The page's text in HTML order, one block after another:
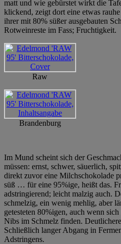
matt und wie gebürstet wirkt die
klickend, zeigt dort eine etwas
ihrer mit 80% süßer ausgebauten
Rotweinreste im Fass; Fruchtigkeit.
Raw
Brandenburg
Im Mund scheint sich der
müssen: ernst, schwer, säuerlich,
direkt zuvor eine Milchschokolade
süß … für eine 95%ige, heißt das.
adstringierend; leicht malzig auch.
schmelzig, ein wenig mehlig, aber
getesteten 80%igen, auch wenn
Nibs im Schmelz finden.
Schließlich langer Abgang in
Adstringens.